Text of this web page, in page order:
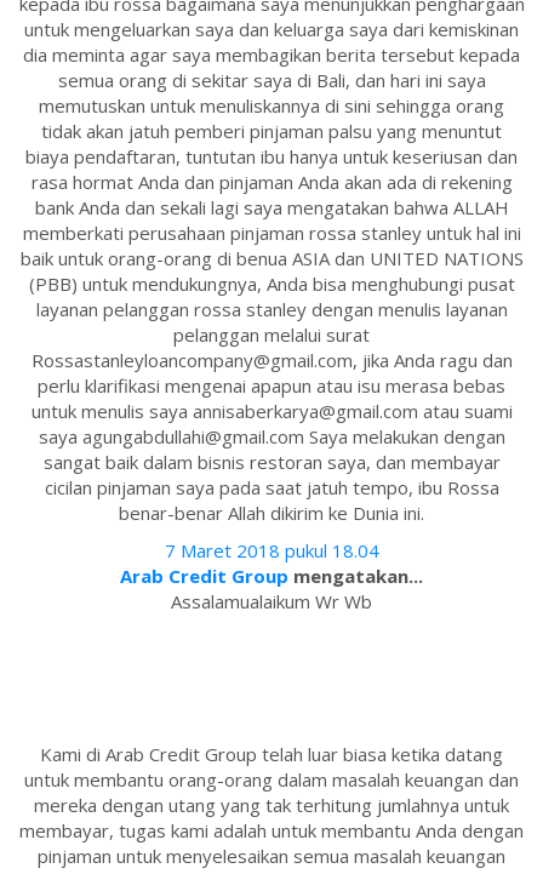
untuk mengeluarkan saya dan keluarga saya dari kemiskinan
dia meminta agar saya membagikan berita tersebut kepada
semua orang di sekitar saya di Bali, dan hari ini saya
memutuskan untuk menuliskannya di sini sehingga orang
tidak akan jatuh pemberi pinjaman palsu yang menuntut
biaya pendaftaran, tuntutan ibu hanya untuk keseriusan dan
rasa hormat Anda dan pinjaman Anda akan ada di rekening
bank Anda dan sekali lagi saya mengatakan bahwa ALLAH
memberkati perusahaan pinjaman rossa stanley untuk hal ini
baik untuk orang-orang di benua ASIA dan UNITED NATIONS
(PBB) untuk mendukungnya, Anda bisa menghubungi pusat
layanan pelanggan rossa stanley dengan menulis layanan
pelanggan melalui surat
Rossastanleyloancompany@gmail.com, jika Anda ragu dan
perlu klarifikasi mengenai apapun atau isu merasa bebas
untuk menulis saya annisaberkarya@gmail.com atau suami
saya agungabdullahi@gmail.com Saya melakukan dengan
sangat baik dalam bisnis restoran saya, dan membayar
cicilan pinjaman saya pada saat jatuh tempo, ibu Rossa
benar-benar Allah dikirim ke Dunia ini.
7 Maret 2018 pukul 18.04
Arab Credit Group mengatakan...
Assalamualaikum Wr Wb
Kami di Arab Credit Group telah luar biasa ketika datang
untuk membantu orang-orang dalam masalah keuangan dan
mereka dengan utang yang tak terhitung jumlahnya untuk
membayar, tugas kami adalah untuk membantu Anda dengan
pinjaman untuk menyelesaikan semua masalah keuangan